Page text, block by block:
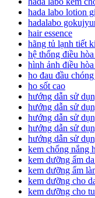
hada labo lotion
hadalabo
hair essence
hãng tủ lạnh tiết
hệ thống điều
hình ảnh điều
ho đau đầu
ho sốt cao
hướng dẫn sử
hướng dẫn sử
hướng dẫn sử
hướng dẫn sử
hướng dẫn sử
kem chống nắng
kem dưỡng ẩm
kem dưỡng ẩm
kem dưỡng cho
kem dưỡng cho